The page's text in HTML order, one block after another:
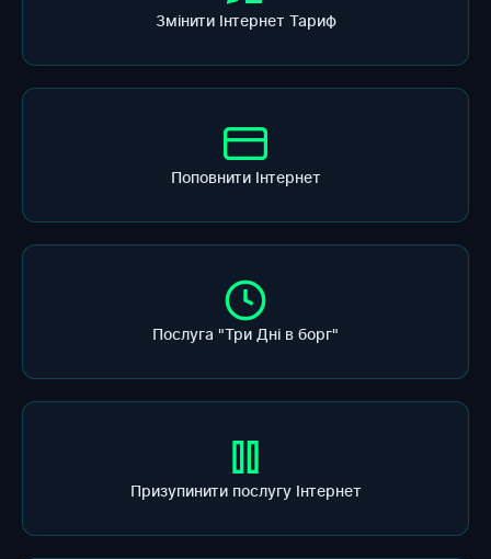
Змінити Інтернет Тариф
Поповнити Інтернет
Послуга "Три Дні в борг"
Призупинити послугу Інтернет